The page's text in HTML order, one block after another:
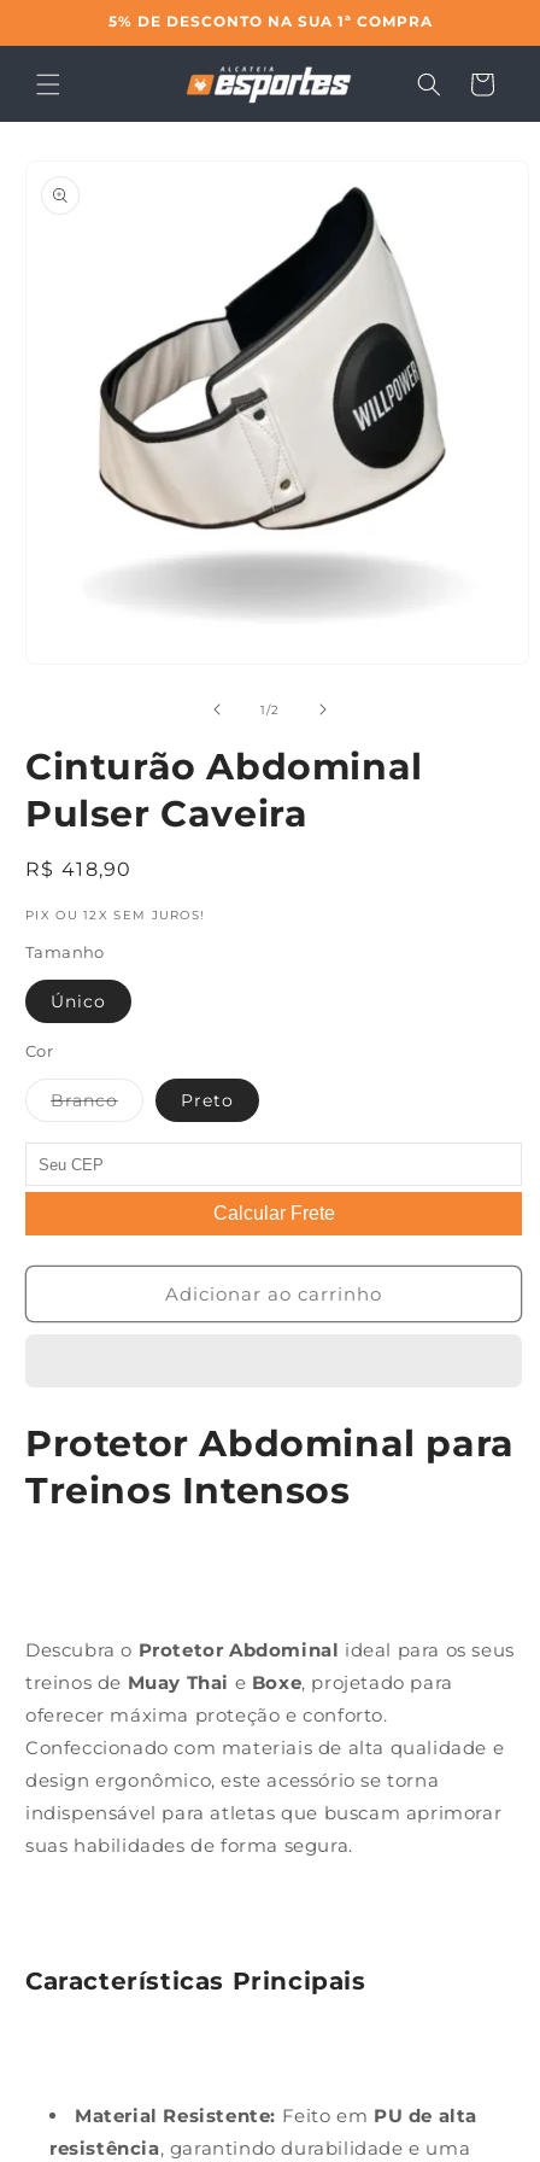
conteúdo
5% DE DESCONTO NA SUA 1ª COMPRA
Carrinho
informações
modal
1/de
2
Cinturão Abdominal
Pulser Caveira
Preço
R$ 418,90
PIX OU 12X SEM JUROS!
Tamanho
Único
Cor
BrancoVariante
esgotada
indisponível
Preto
Calcular Frete
Adicionar ao carrinho
Protetor Abdominal para
Treinos Intensos
Descubra o Protetor Abdominal ideal para os seus
treinos de Muay Thai e Boxe, projetado para
oferecer máxima proteção e conforto.
Confeccionado com materiais de alta qualidade e
design ergonômico, este acessório se torna
indispensável para atletas que buscam aprimorar
suas habilidades de forma segura.
Características Principais
Material Resistente: Feito em PU de alta
resistência, garantindo durabilidade e uma